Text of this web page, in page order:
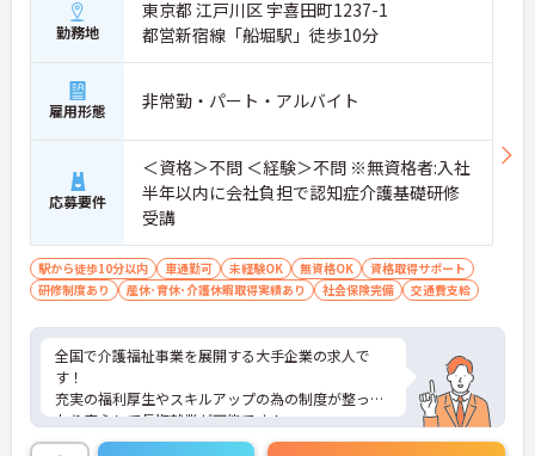
勤務地
東京都 江戸川区 宇喜田町1237-1
都営新宿線「船堀駅」徒歩10分
雇用形態 非常勤・パート・アルバイト
応募要件
＜資格＞不問 ＜経験＞不問 ※無資格者:入社
半年以内に会社負担で認知症介護基礎研修
受講
駅から徒歩10分以内 車通勤可 未経験OK 無資格OK
資格取得サポート
研修制度あり
産休･育休･介護休暇取得実績あり 社会保険完備 交通費支給
全国で介護福祉事業を展開する大手企業の求人で
す！
充実の福利厚生やスキルアップの為の制度が整って
おり安心して長期就業が可能です！
ご興味ある方には、面接のポイントなど、さらに詳